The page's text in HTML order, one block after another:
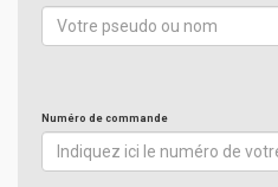
Numéro de commande